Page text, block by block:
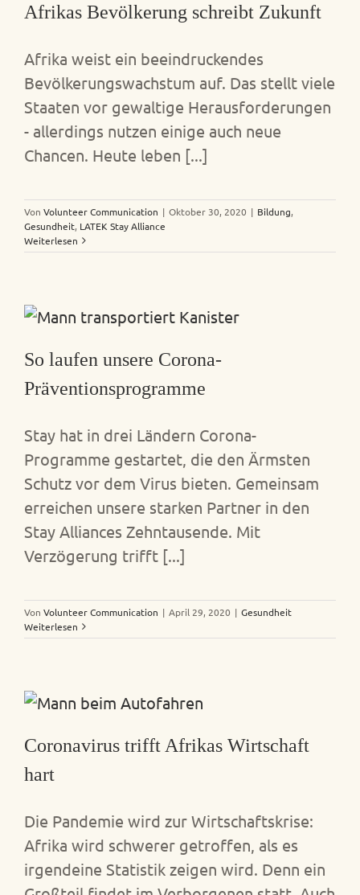
Afrikas Bevölkerung schreibt Zukunft
Afrika weist ein beeindruckendes
Bevölkerungswachstum auf. Das stellt viele
Staaten vor gewaltige Herausforderungen
- allerdings nutzen einige auch neue
Chancen. Heute leben [...]
Von Volunteer Communication | Oktober 30, 2020 | Bildung,
Gesundheit, LATEK Stay Alliance
Weiterlesen
So laufen unsere Corona-
Präventionsprogramme
Stay hat in drei Ländern Corona-
Programme gestartet, die den Ärmsten
Schutz vor dem Virus bieten. Gemeinsam
erreichen unsere starken Partner in den
Stay Alliances Zehntausende. Mit
Verzögerung trifft [...]
Von Volunteer Communication | April 29, 2020 | Gesundheit
Weiterlesen
Coronavirus trifft Afrikas Wirtschaft
hart
Die Pandemie wird zur Wirtschaftskrise:
Afrika wird schwerer getroffen, als es
irgendeine Statistik zeigen wird. Denn ein